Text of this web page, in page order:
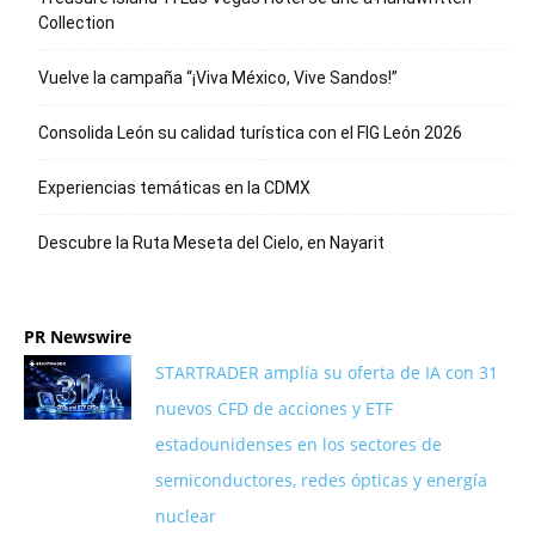
Collection
Vuelve la campaña “¡Viva México, Vive Sandos!”
Consolida León su calidad turística con el FIG León 2026
Experiencias temáticas en la CDMX
Descubre la Ruta Meseta del Cielo, en Nayarit
PR Newswire
STARTRADER amplía su oferta de IA con 31
nuevos CFD de acciones y ETF
estadounidenses en los sectores de
semiconductores, redes ópticas y energía
nuclear